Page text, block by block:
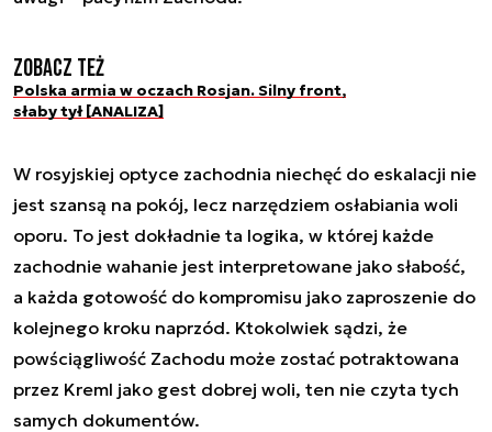
Zobacz też
Polska armia w oczach Rosjan. Silny front,
słaby tył [ANALIZA]
W rosyjskiej optyce zachodnia niechęć do eskalacji nie
jest szansą na pokój, lecz narzędziem osłabiania woli
oporu. To jest dokładnie ta logika, w której każde
zachodnie wahanie jest interpretowane jako słabość,
a każda gotowość do kompromisu jako zaproszenie do
kolejnego kroku naprzód. Ktokolwiek sądzi, że
powściągliwość Zachodu może zostać potraktowana
przez Kreml jako gest dobrej woli, ten nie czyta tych
samych dokumentów.